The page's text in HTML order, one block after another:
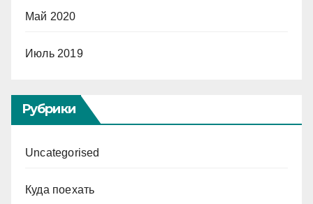
Май 2020
Июль 2019
Рубрики
Uncategorised
Куда поехать